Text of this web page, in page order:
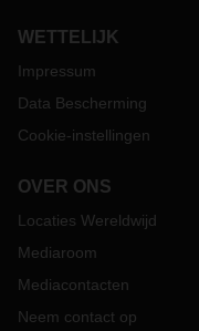
WETTELIJK
Impressum
Data Bescherming
Cookie-instellingen
OVER ONS
Locaties Wereldwijd
Mediaroom
Mediacontacten
Neem contact op